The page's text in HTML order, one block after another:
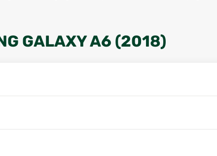
GALAXY A6 (2018)